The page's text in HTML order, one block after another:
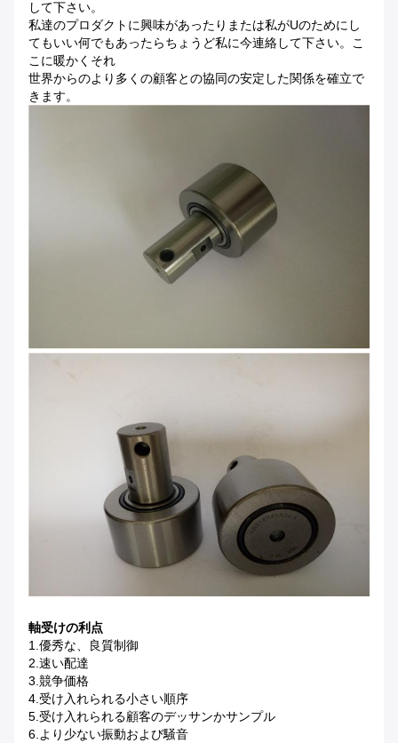
して下さい。
私達のプロダクトに興味があったりまたは私がuのためにし
てもいい何でもあったらちょうど私に今連絡して下さい。こ
こに暖かくそれ
世界からのより多くの顧客との協同の安定した関係を確立で
きます。
軸受けの利点
1.優秀な、良質制御
2.速い配達
3.競争価格
4.受け入れられる小さい順序
5.受け入れられる顧客のデッサンかサンプル
6.より少ない振動および騒音